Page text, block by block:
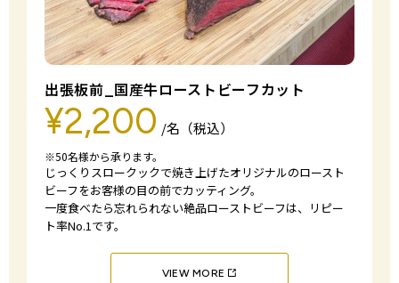
出張板前_国産牛ローストビーフカット
¥2,200 /名（税込）
※50名様から承ります。
じっくりスロークックで焼き上げたオリジナルのロースト
ビーフをお客様の目の前でカッティング。
一度食べたら忘れられない絶品ローストビーフは、 リピー
ト率No.1です。
VIEW MORE